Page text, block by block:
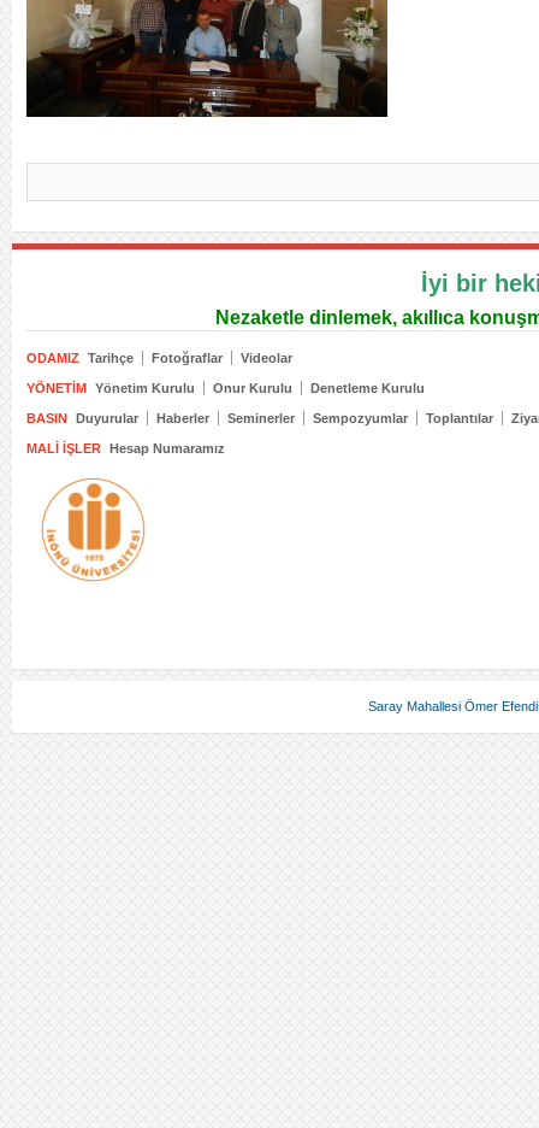
İyi bir
Nezaketle dinlemek, akıllıca
ODAMIZ Tarihçe Fotoğraflar Videolar
YÖNETIM Yönetim Kurulu Onur Kurulu Denetleme Kurulu
BASIN Duyurular Haberler Seminerler Sempozyumlar Toplantılar
MALI İŞLER Hesap Numaramız
Saray Mahallesi Ömer